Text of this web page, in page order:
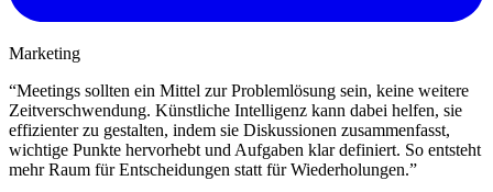
Marketing
“Meetings sollten ein Mittel zur Problemlösung sein, keine weitere
Zeitverschwendung. Künstliche Intelligenz kann dabei helfen, sie
effizienter zu gestalten, indem sie Diskussionen zusammenfasst,
wichtige Punkte hervorhebt und Aufgaben klar definiert. So entsteht
mehr Raum für Entscheidungen statt für Wiederholungen.”